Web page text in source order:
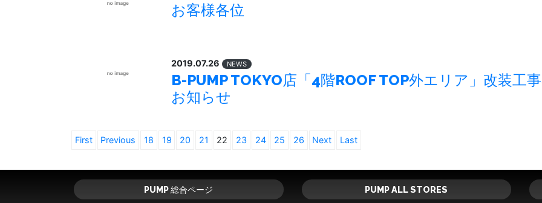
お客様各位
2019.07.26 NEWS
B-PUMP TOKYO店「4階ROOF TOP外エリア」改装工
お知らせ
First Previous 18 19 20 21 22 23 24 25 26 Next Last
PUMP 総合ページ PUMP ALL STORES